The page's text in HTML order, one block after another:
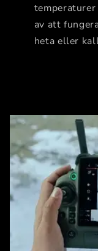
av att
heta eller